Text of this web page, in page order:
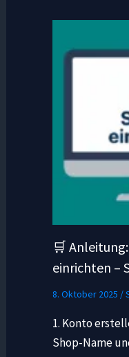
🛒
einrichten –
8. Oktober 2025 /
1. Konto
Shop-Name